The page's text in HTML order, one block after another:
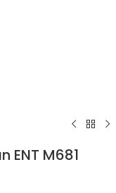
ENT M681